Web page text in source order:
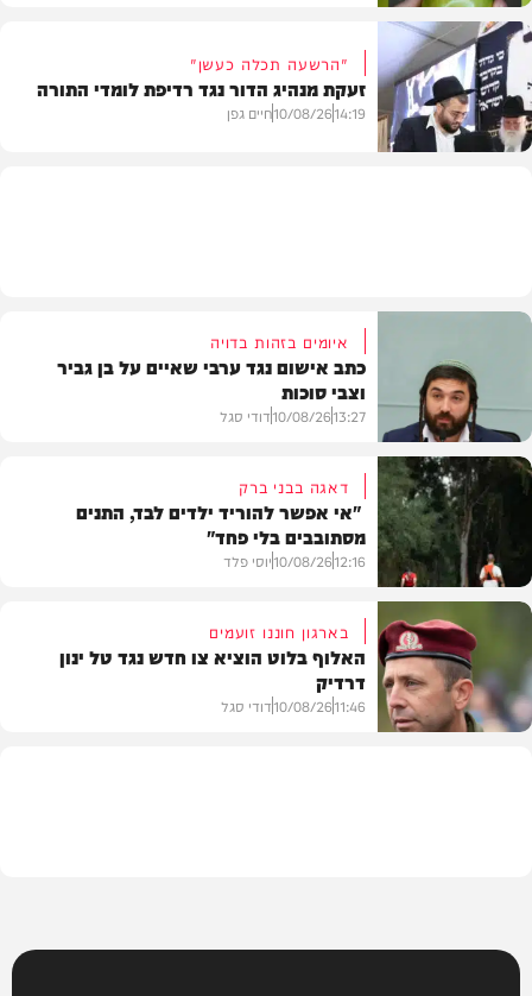
וידאו
"הרשעה תכלה כעשן"
זעקת מנהיג הדור נגד רדיפת לומדי התורה
14:19
10/08/26חיים גפן
חדשות
איומים בזהות בדויה
כתב אישום נגד ערבי שאיים על בן גביר
וצבי סוכות
13:27
10/08/26דודי סגל
חדשות
דאגה בבני ברק
"אי אפשר להוריד ילדים לבד, התנים
מסתובבים בלי פחד"
12:16
10/08/26יוסי פלד
בארגון חוננו זועמים
האלוף בלוט הוציא צו חדש נגד טל ינון
דרדיק
11:46
10/08/26דודי סגל